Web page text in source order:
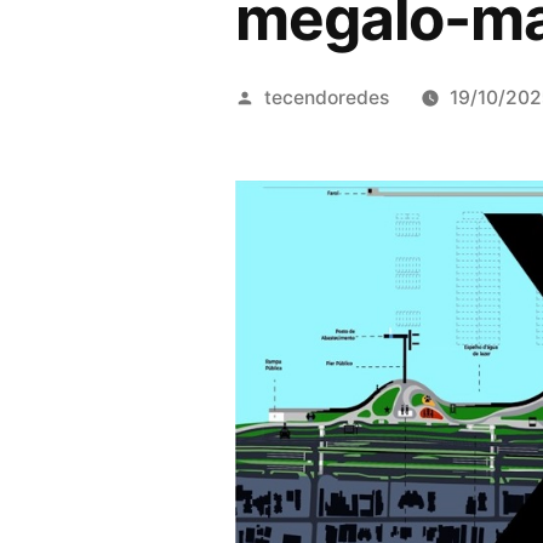
megalo-
Publicado
tecendoredes 19/10/